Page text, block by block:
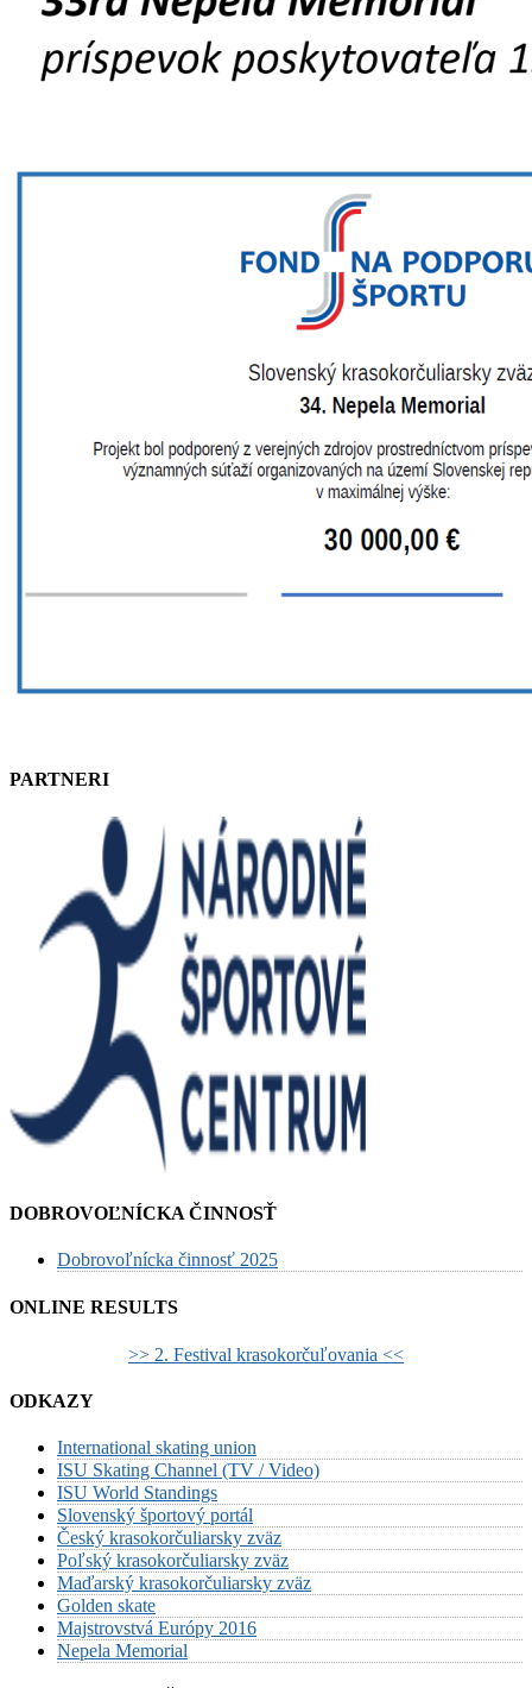
PARTNERI
DOBROVOĽNÍCKA ČINNOSŤ
Dobrovoľnícka činnosť 2025
ONLINE RESULTS
>> 2. Festival krasokorčuľovania <<
ODKAZY
International skating union
ISU Skating Channel (TV / Video)
ISU World Standings
Slovenský športový portál
Český krasokorčuliarsky zväz
Poľský krasokorčuliarsky zväz
Maďarský krasokorčuliarsky zväz
Golden skate
Majstrovstvá Európy 2016
Nepela Memorial